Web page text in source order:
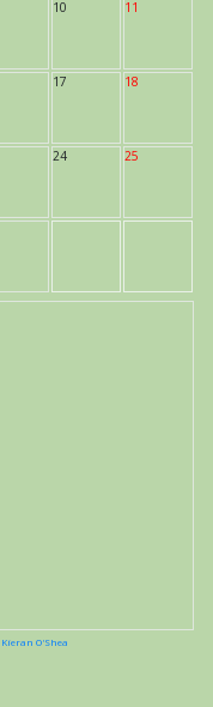
10 11
17 18
24 25
Kieran O'Shea